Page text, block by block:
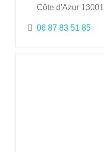
Côte d'Azur 13001
06 87 83 51 85